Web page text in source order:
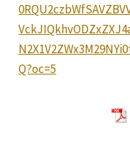
Q?oc=5